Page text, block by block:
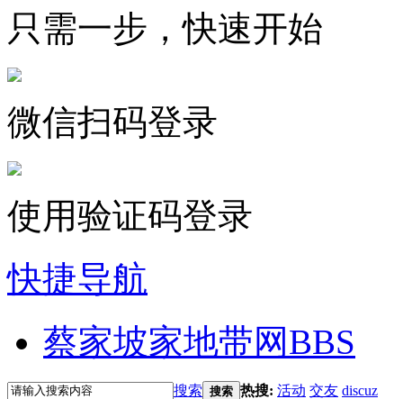
只需一步，快速开始
微信扫码登录
使用验证码登录
快捷导航
蔡家坡家地带网BBS
搜索 搜索 热搜: 活动 交友 discuz